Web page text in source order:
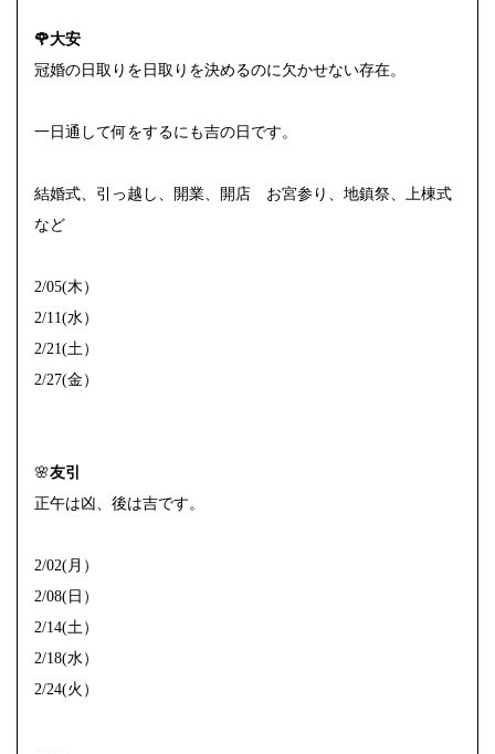
🌹大安
冠婚の日取りを日取りを決めるのに欠かせない存在。
一日通して何をするにも吉の日です。
結婚式、引っ越し、開業、開店 お宮参り、地鎮祭、上棟式
など
2/05(木）
2/11(水）
2/21(土）
2/27(金）
🌸友引
正午は凶、後は吉です。
2/02(月）
2/08(日）
2/14(土）
2/18(水）
2/24(火）